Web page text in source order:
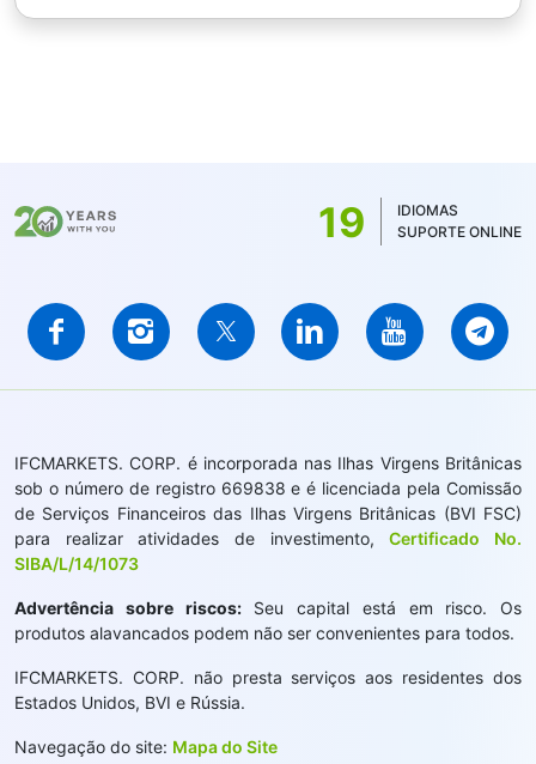
19
IDIOMAS
SUPORTE ONLINE
IFCMARKETS. CORP. é incorporada nas Ilhas Virgens Britânicas
sob o número de registro 669838 e é licenciada pela Comissão
de Serviços Financeiros das Ilhas Virgens Britânicas (BVI FSC)
para realizar atividades de investimento,Certificado No.
SIBA/L/14/1073
Advertência sobre riscos:Seu capital está em risco. Os
produtos alavancados podem não ser convenientes para todos.
IFCMARKETS. CORP. não presta serviços aos residentes dos
Estados Unidos, BVI e Rússia.
Navegação do site: Mapa do Site